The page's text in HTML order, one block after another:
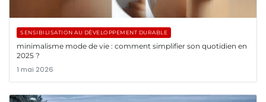
SENSIBILISATION AU DÉVELOPPEMENT DURABLE
minimalisme mode de vie : comment simplifier son quotidien en
2025 ?
1 mai 2026